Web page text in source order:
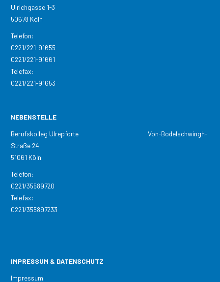
Ulrichgasse 1-3
50678 Köln
Telefon:
0221/221-91655
0221/221-91661
Telefax:
0221/221-91653
NEBENSTELLE
Berufskolleg Ulrepforte Von-Bodelschwingh-
Straße 24
51061 Köln
Telefon:
0221/35589720
Telefax:
0221/355897233
IMPRESSUM & DATENSCHUTZ
Impressum